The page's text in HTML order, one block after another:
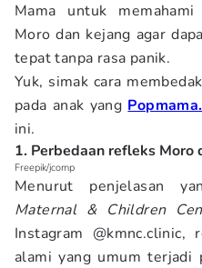
Mama untuk
Moro dan kejang agar
tepat tanpa rasa panik.
Yuk, simak cara
pada anak yang
ini.
1. Perbedaan refleks Moro
Freepik/jcomp
Menurut penjelasan
Maternal & Children
Instagram
alami yang umum terjadi